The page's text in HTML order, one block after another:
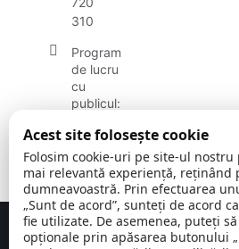
310
Program
de lucru
cu
publicul:
vineri
08:00 -
16:00
Concept realizat deBig Media
Acest site folosește cookie
Folosim cookie-uri pe site-ul
mai relevantă experiență, reținând
dumneavoastră. Prin efectuarea
„Sunt de acord”, sunteți de acord
fie utilizate. De asemenea, puteți
opționale prin apăsarea butonului